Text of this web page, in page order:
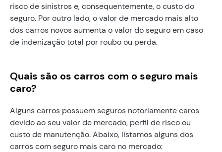
risco de sinistros e, consequentemente, o custo do
seguro. Por outro lado, o valor de mercado mais alto
dos carros novos aumenta o valor do seguro em caso
de indenização total por roubo ou perda.
Quais são os carros com o seguro mais
caro?
Alguns carros possuem seguros notoriamente caros
devido ao seu valor de mercado, perfil de risco ou
custo de manutenção. Abaixo, listamos alguns dos
carros com seguro mais caro no mercado: